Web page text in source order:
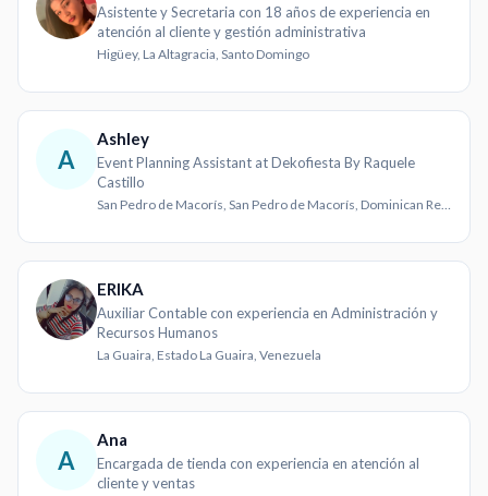
Asistente y Secretaria con 18 años de experiencia en
atención al cliente y gestión administrativa
Higüey, La Altagracia, Santo Domingo
A
Ashley
Event Planning Assistant at Dekofiesta By Raquele
Castillo
San Pedro de Macorís, San Pedro de Macorís, Dominican Republic
ERIKA
Auxiliar Contable con experiencia en Administración y
Recursos Humanos
La Guaira, Estado La Guaira, Venezuela
A
Ana
Encargada de tienda con experiencia en atención al
cliente y ventas